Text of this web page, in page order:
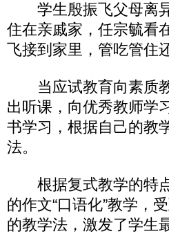
学生殷振飞父母离异
住在亲戚家，任宗毓看
飞接到家里，管吃管住
当应试教育向素质教
出听课，向优秀教师学
书学习，根据自己的教
法。
根据复式教学的特点
的作文“口语化”教学，
的教学法，激发了学生